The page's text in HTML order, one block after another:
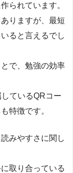
られています。
りますが、最短
ると言えるでし
で、勉強の効率
ているQRコー
特徴です。
みやすさに関し
取り合っている